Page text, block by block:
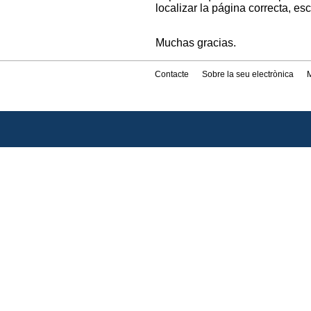
localizar la página correcta,
Muchas gracias.
Contacte Sobre la seu electrònica